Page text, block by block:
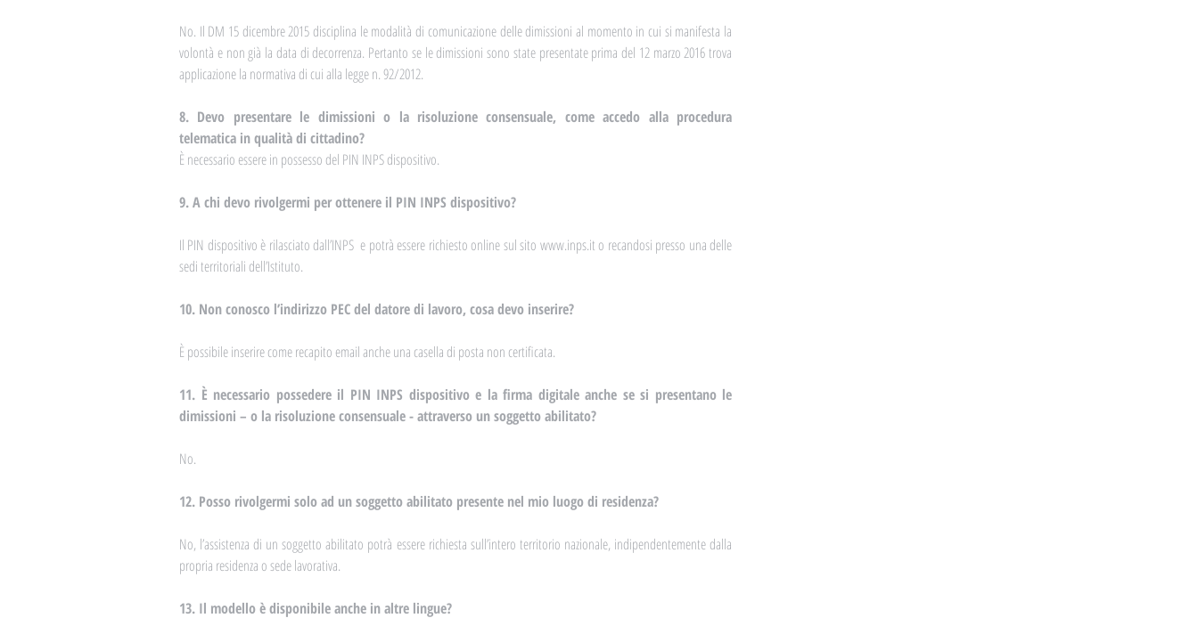
No. Il DM 15 dicembre 2015 disciplina le modalità di comunicazione delle dimissioni al momento in cui si manifesta la
volontà e non già la data di decorrenza. Pertanto se le dimissioni sono state presentate prima del 12 marzo 2016 trova
applicazione la normativa di cui alla legge n. 92/2012.
8. Devo presentare le dimissioni o la risoluzione consensuale, come accedo alla procedura
telematica in qualità di cittadino?
È necessario essere in possesso del PIN INPS dispositivo.
9. A chi devo rivolgermi per ottenere il PIN INPS dispositivo?
Il PIN dispositivo è rilasciato dall’INPS  e potrà essere richiesto online sul sito www.inps.it o recandosi presso una delle
sedi territoriali dell’Istituto.
10. Non conosco l’indirizzo PEC del datore di lavoro, cosa devo inserire?
È possibile inserire come recapito email anche una casella di posta non certificata.
11. È necessario possedere il PIN INPS dispositivo e la firma digitale anche se si presentano le
dimissioni – o la risoluzione consensuale - attraverso un soggetto abilitato?
No.
12. Posso rivolgermi solo ad un soggetto abilitato presente nel mio luogo di residenza?
No, l’assistenza di un soggetto abilitato potrà essere richiesta sull’intero territorio nazionale, indipendentemente dalla
propria residenza o sede lavorativa.
13. Il modello è disponibile anche in altre lingue?